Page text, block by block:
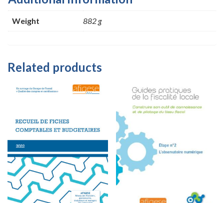
Weight 882 g
Related products